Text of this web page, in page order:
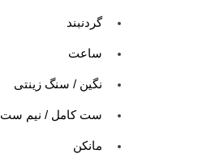
گردنبند
ساعت
نگین / سنگ زینتی
ست کامل / نیم ست
مانکن